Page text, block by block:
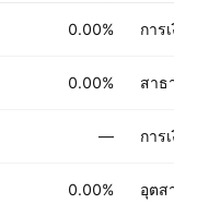
0.00% การเงิน
0.00% สาธารณู
— การเงิน
0.00% อุตสาหกร